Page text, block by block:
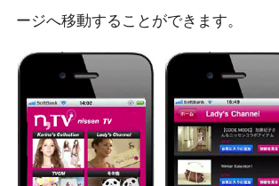
ージへ移動することができます。